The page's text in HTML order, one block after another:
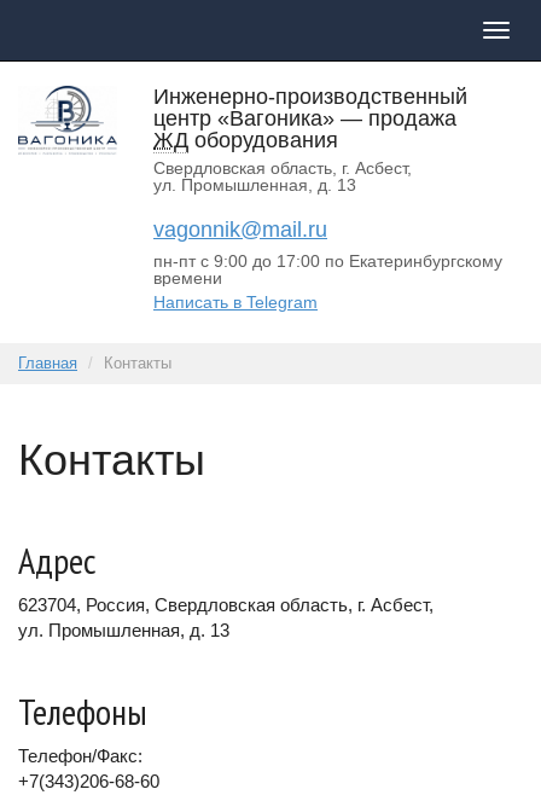
меню
Инженерно-производственный
центр «Вагоника» — продажа
ЖД оборудования
Свердловская область, г. Асбест,
ул. Промышленная, д. 13
vagonnik@mail.ru
пн-пт с 9:00 до 17:00 по Екатеринбургскому
времени
Написать в Telegram
Главная Контакты
Контакты
Адрес
623704, Россия, Свердловская область, г. Асбест,
ул. Промышленная, д. 13
Телефоны
Телефон/Факс:
+7(343)206-68-60